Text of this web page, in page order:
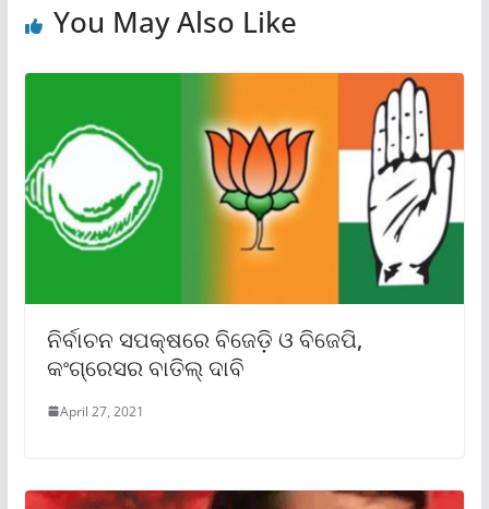
You May Also Like
ନିର୍ବାଚନ ସପକ୍ଷରେ ବିଜେଡ଼ି ଓ ବିଜେପି,
କଂଗ୍ରେସର ବାତିଲ୍ ଦାବି
April 27, 2021